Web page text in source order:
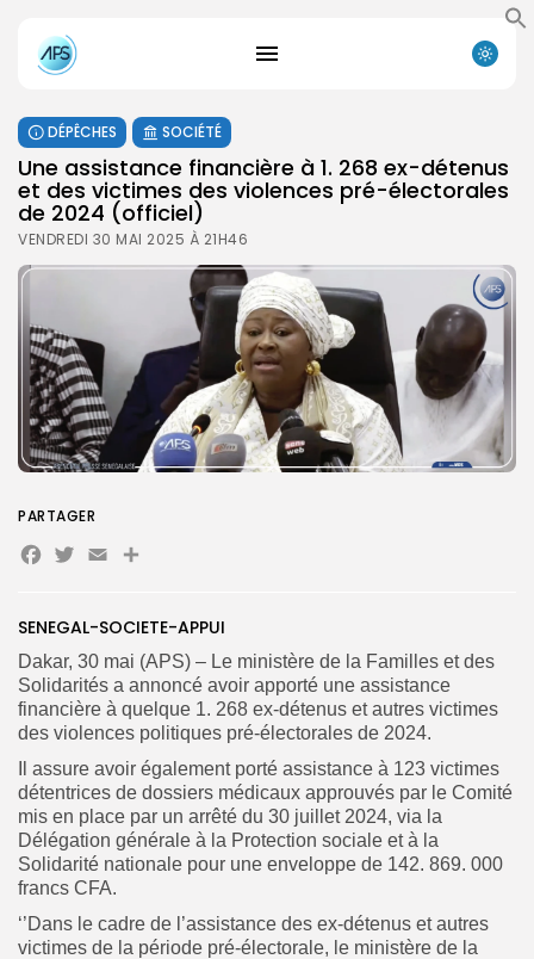
for:
FR
DÉPÊCHES SOCIÉTÉ
Une assistance financière à 1. 268 ex-détenus
et des victimes des violences pré-électorales
de 2024 (officiel)
VENDREDI 30 MAI 2025 À 21H46
SENEGAL-SOCIETE-APPUI
Dakar, 30 mai (APS) – Le ministère de la Familles et des
Solidarités a annoncé avoir apporté une assistance
financière à quelque 1. 268 ex-détenus et autres victimes
des violences politiques pré-électorales de 2024.
Il assure avoir également porté assistance à 123 victimes
détentrices de dossiers médicaux approuvés par le Comité
mis en place par un arrêté du 30 juillet 2024, via la
Délégation générale à la Protection sociale et à la
Solidarité nationale pour une enveloppe de 142. 869. 000
francs CFA.
‘’Dans le cadre de l’assistance des ex-détenus et autres
victimes de la période pré-électorale, le ministère de la
PARTAGER
Facebook
Twitter
EmailPartager